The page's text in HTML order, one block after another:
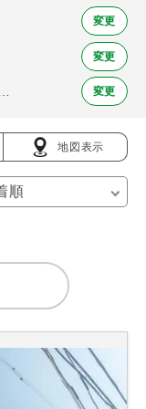
変更
変更
変更
地図表示